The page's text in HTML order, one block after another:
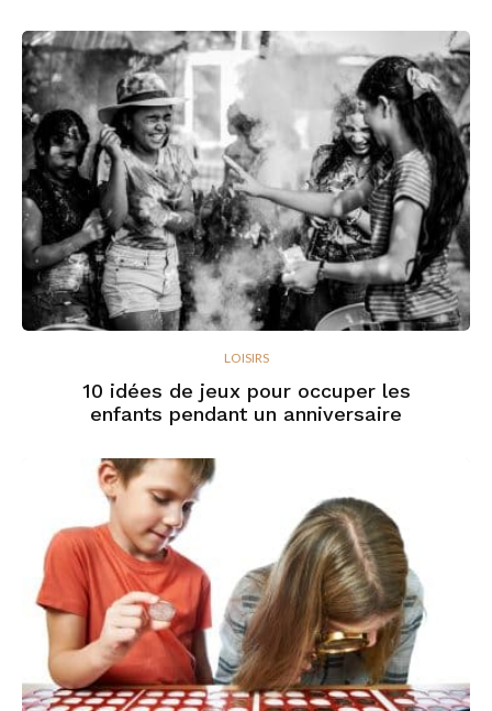
LOISIRS
10 idées de jeux pour occuper les
enfants pendant un anniversaire